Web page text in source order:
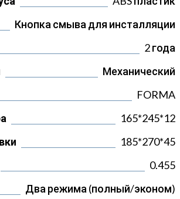
Кнопка смыва для инсталляции
2 года
Механический
FORMA
165*245*12
185*270*45
0.455
Два режима (полный/эконом)